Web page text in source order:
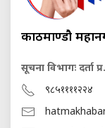
काठमाण्डौ
सूचना विभागः दर्ता
९८५११११२२४